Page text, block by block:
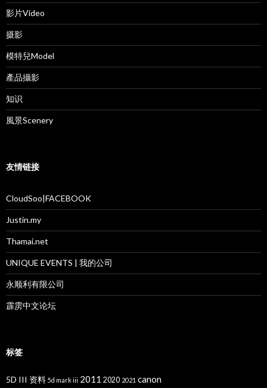
影片Video
摄影
模特兒Model
產品攝影
知识
風景Scenery
友情链接
CloudSoo|FACEBOOK
Justin.my
Thamai.net
UNIQUE EVENTS | 我的公司
永顺利有限公司
霹雳中文论坛
标签
5D III 资料 5d mark iii 2011 2020 2021 canon